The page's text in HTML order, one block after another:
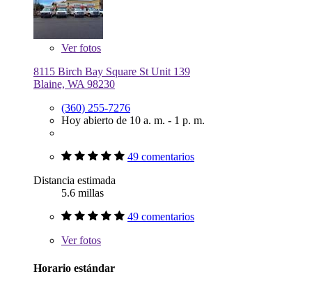
Verfotos
8115 Birch Bay Square St Unit 139
Blaine, WA 98230
(360) 255-7276
Hoy abierto de 10 a. m. - 1 p. m.
49 comentarios
Distancia estimada
5.6 millas
49 comentarios
Verfotos
Horario estándar